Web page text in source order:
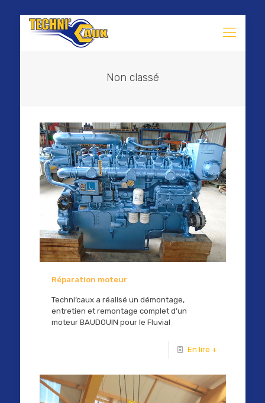
Non classé
Réparation moteur
Techni’caux a réalisé un démontage,
entretien et remontage complet d’un
moteur BAUDOUIN pour le Fluvial
En lire +